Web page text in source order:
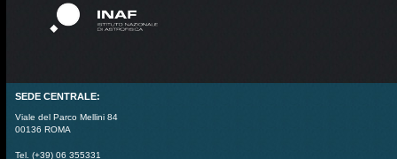
SEDE CENTRALE:
Viale del Parco Mellini 84
00136 ROMA
Tel. (+39) 06 355331